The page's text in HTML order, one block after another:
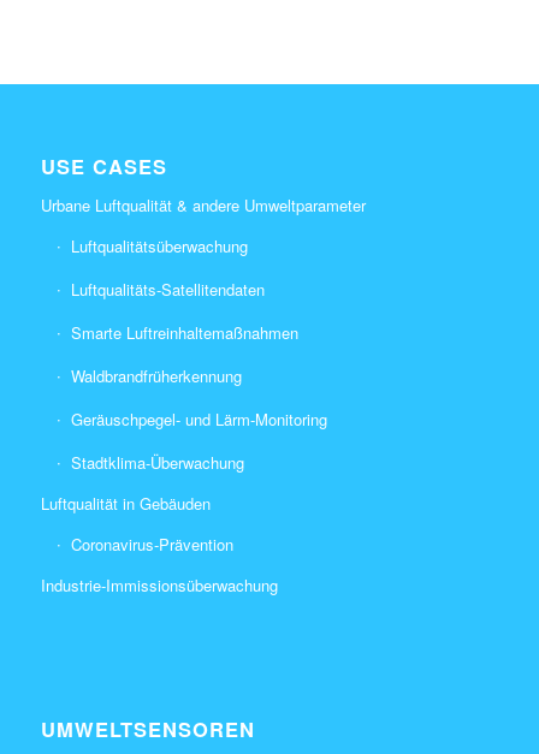
USE CASES
Urbane Luftqualität & andere Umweltparameter
Luftqualitätsüberwachung
Luftqualitäts-Satellitendaten
Smarte Luftreinhaltemaßnahmen
Waldbrandfrüherkennung
Geräuschpegel- und Lärm-Monitoring
Stadtklima-Überwachung
Luftqualität in Gebäuden
Coronavirus-Prävention
Industrie-Immissionsüberwachung
UMWELTSENSOREN